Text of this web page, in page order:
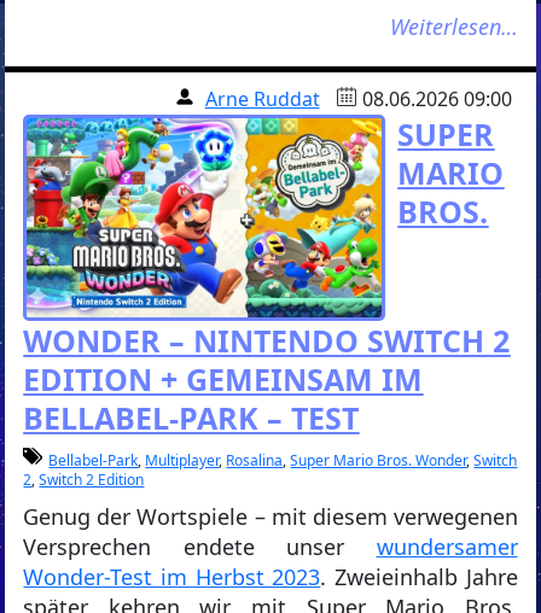
Weiterlesen…
Arne Ruddat 08.06.2026 09:00
SUPER
MARIO
BROS.
WONDER – NINTENDO SWITCH 2
EDITION + GEMEINSAM IM
BELLABEL-PARK – TEST
Bellabel-Park, Multiplayer, Rosalina,Super Mario Bros. Wonder,Switch
2,Switch 2 Edition
Genug der Wortspiele – mit diesem verwegenen
Versprechen endete unser wundersamer
Wonder-Test im Herbst 2023. Zweieinhalb Jahre
später kehren wir mit Super Mario Bros.